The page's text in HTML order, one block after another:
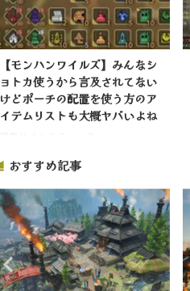
【モンハンワイルズ】みんなシ
ョトカ使うから言及されてない
けどポーチの配置を使う方のア
イテムリストも大概ヤバいよね
掲載サイトでチェック
おすすめ記事